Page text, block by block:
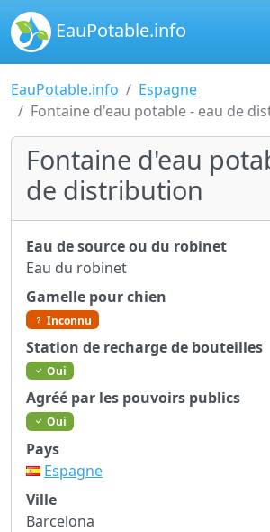
EauPotable.info
EauPotable.info
Espagne
Fontaine d'eau potable - eau de
Fontaine d'eau
de distribution
Eau de source ou du robinet
Eau du robinet
Gamelle pour chien
Inconnu
Station de recharge de bouteilles
Oui
Agréé par les pouvoirs publics
Oui
Pays
Espagne
Ville
Barcelona